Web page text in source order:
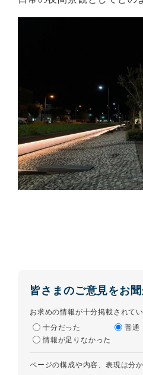
皆さまのご意見をお
お求めの情報が十分掲載されて
十分だった
普通
情報が足りなかった
ページの構成や内容、表現は分